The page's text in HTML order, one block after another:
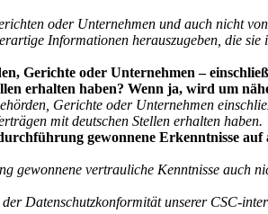
oder Unternehmen und auch nicht
Informationen herauszugeben, die sie
Gerichte oder Unternehmen –
erhalten haben? Wenn ja, wird um
Gerichte oder Unternehmen
mit deutschen Stellen erhalten haben.
gewonnene Erkenntnisse auf
gewonnene vertrauliche Kenntnisse auch
Datenschutzkonformität unserer CSC-